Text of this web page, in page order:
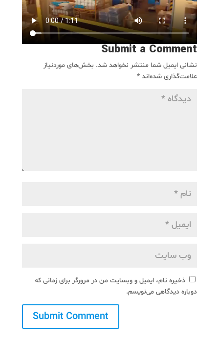
Submit a Comment
نشانی ایمیل شما منتشر نخواهد شد. بخش‌های موردنیاز
علامت‌گذاری شده‌اند *
ذخیره نام، ایمیل و وبسایت من در مرورگر برای زمانی که
دوباره دیدگاهی می‌نویسم.